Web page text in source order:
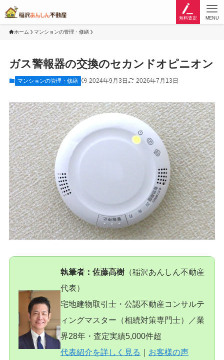
無料査定 MENU
ホーム マンションの管理・修繕
ガス警報器の交換のセカンドオピニオン
マンションの管理・修繕 2024年9月3日 2026年7月13日
執筆者：佐藤高樹（稲沢あんしん不動産
代表）
宅地建物取引士・公認不動産コンサルテ
ィングマスター（相続対策専門士）／業
界28年・査定実績5,000件超
代表紹介を詳しく見る ｜ お客様の声